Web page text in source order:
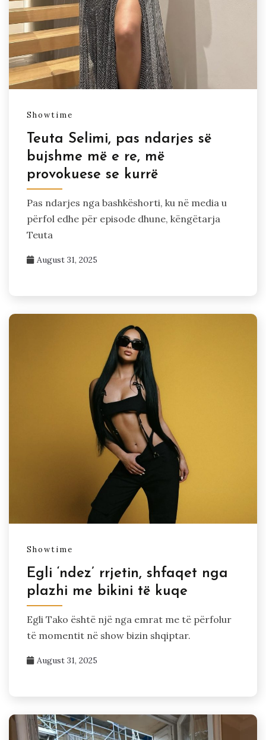
Showtime
Teuta Selimi, pas ndarjes së
bujshme më e re, më
provokuese se kurrë
Pas ndarjes nga bashkëshorti, ku në media u
përfol edhe për episode dhune, këngëtarja
Teuta
August 31, 2025
Showtime
Egli ‘ndez’ rrjetin, shfaqet nga
plazhi me bikini të kuqe
Egli Tako është një nga emrat me të përfolur
të momentit në show bizin shqiptar.
August 31, 2025